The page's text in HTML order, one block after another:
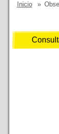
Inicio »